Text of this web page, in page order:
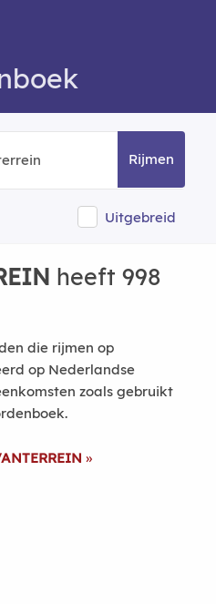
Rijmen
Uitgebreid
heeft 998
die rijmen op
op Nederlandse
zoals gebruikt